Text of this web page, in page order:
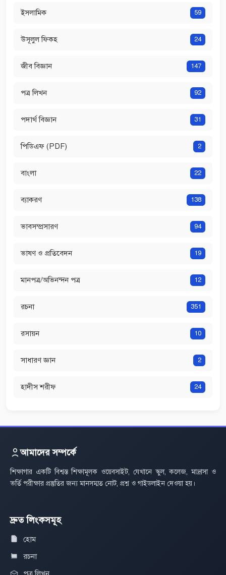
ইসলামিক 59
উসূলুল ফিকহ 24
জীব বিজ্ঞান 147
পত্র লিখন 92
পদার্থ বিজ্ঞান 31
পিডিএফ (PDF) 2
বাংলা 22
ব্যাকরণ 138
ভাবসম্প্রসারণ 94
ভাষণ ও প্রতিবেদন 19
মানপত্র/অভিনন্দন পত্র 12
রচনা 351
রসায়ন 10
সাধারণ জ্ঞান 2
হাদীস শরীফ 24
আমাদের সম্পর্কে
শিক্ষাগার একটি বিশ্বস্ত শিক্ষামূলক ওয়েবসাইট, যেখানে স্কুল, কলেজ, মাদ্রাসা ও
ভর্তি পরীক্ষার প্রস্তুতির জন্য মানসম্মত নোট, প্রশ্ন ও গাইডলাইন দেওয়া হয়।
দ্রুত লিংকসমূহ
হোম
রচনা